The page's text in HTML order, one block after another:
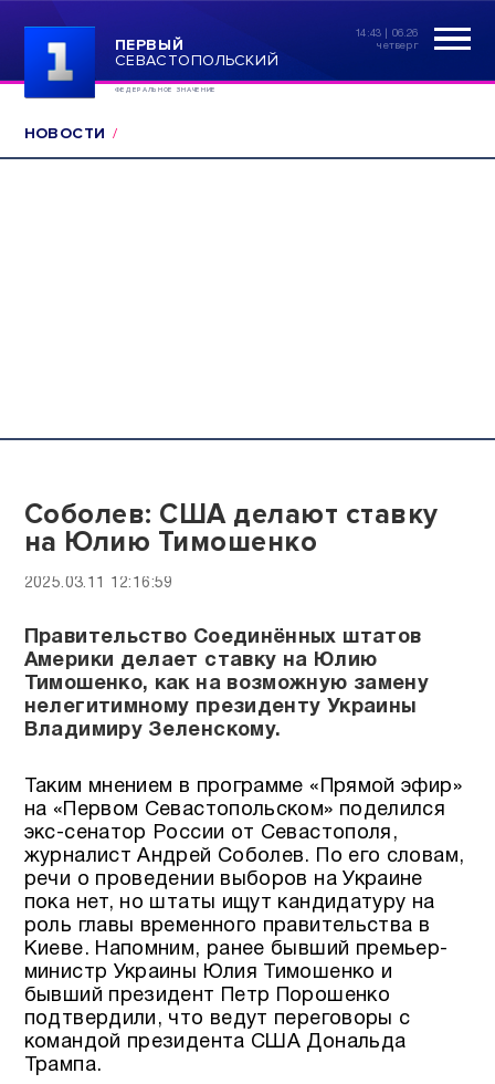
ПЕРВЫЙ
СЕВАСТОПОЛЬСКИЙ
ФЕДЕРАЛЬНОЕ ЗНАЧЕНИЕ
14:43 | 06.26
четверг
НОВОСТИ
Соболев: США делают ставку
на Юлию Тимошенко
2025.03.11 12:16:59
Правительство Соединённых штатов
Америки делает ставку на Юлию
Тимошенко, как на возможную замену
нелегитимному президенту Украины
Владимиру Зеленскому.
Таким мнением в программе «Прямой эфир»
на «Первом Севастопольском» поделился
экс-сенатор России от Севастополя,
журналист Андрей Соболев. По его словам,
речи о проведении выборов на Украине
пока нет, но штаты ищут кандидатуру на
роль главы временного правительства в
Киеве. Напомним, ранее бывший премьер-
министр Украины Юлия Тимошенко и
бывший президент Петр Порошенко
подтвердили, что ведут переговоры с
командой президента США Дональда
Трампа.